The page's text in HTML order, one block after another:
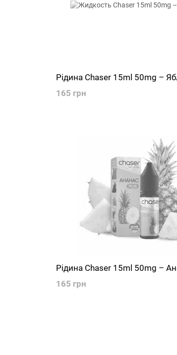
Рідина Chaser 15ml 50mg –
165 грн
Рідина Chaser 15ml 50mg –
165 грн